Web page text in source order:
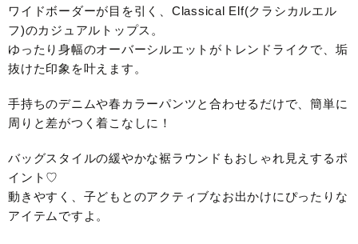
ワイドボーダーが目を引く、Classical Elf(クラシカルエル
フ)のカジュアルトップス。
ゆったり身幅のオーバーシルエットがトレンドライクで、垢
抜けた印象を叶えます。
手持ちのデニムや春カラーパンツと合わせるだけで、簡単に
周りと差がつく着こなしに！
バッグスタイルの緩やかな裾ラウンドもおしゃれ見えするポ
イント♡
動きやすく、子どもとのアクティブなお出かけにぴったりな
アイテムですよ。